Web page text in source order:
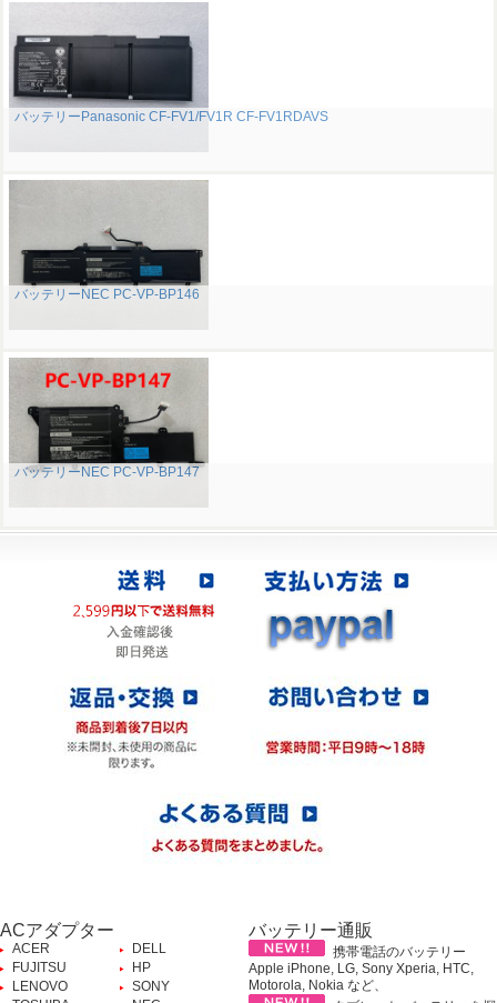
バッテリーPanasonic CF-FV1/FV1R CF-FV1RDAVS
バッテリーNEC PC-VP-BP146
バッテリーNEC PC-VP-BP147
ACアダプター
ACER
DELL
FUJITSU
HP
LENOVO
SONY
バッテリー通販
携帯電話のバッテリー
Apple iPhone, LG, Sony Xperia, HTC,
Motorola, Nokia など、